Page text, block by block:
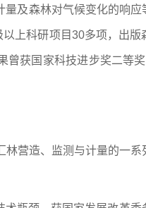
及森林对气候变化的响应
上科研项目30多项，出版
曾获国家科技进步奖二等
营造、监测与计量的一系